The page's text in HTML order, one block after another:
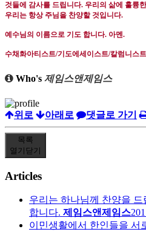
것들에 감사를 드립니다. 우리의 삶에 훌륭
우리는 항상 주님을 찬양할 것입니다.
예수님의 이름으로 기도 합니다. 아멘.
수채화아티스트/기도에세이스트/칼럼니스
Who's 제임스앤제임스
위로 아래로 댓글로 가기
목록
열기 닫기
Articles
우리는 하나님께 찬양을
합니다. 제임스앤제임스
이민생활에서 한인들을 서